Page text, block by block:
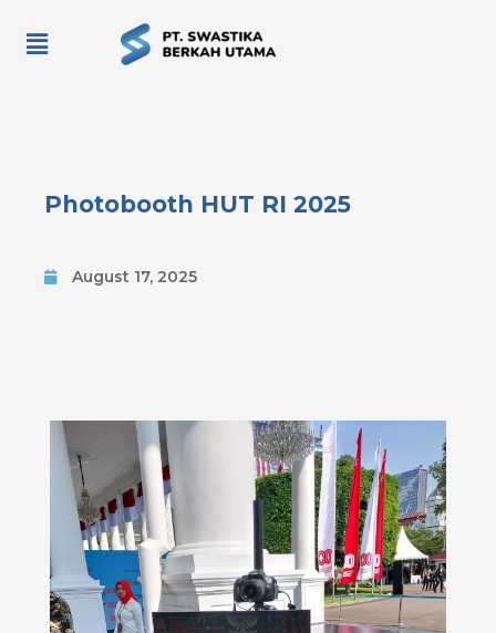
Photobooth HUT RI 2025
August 17, 2025